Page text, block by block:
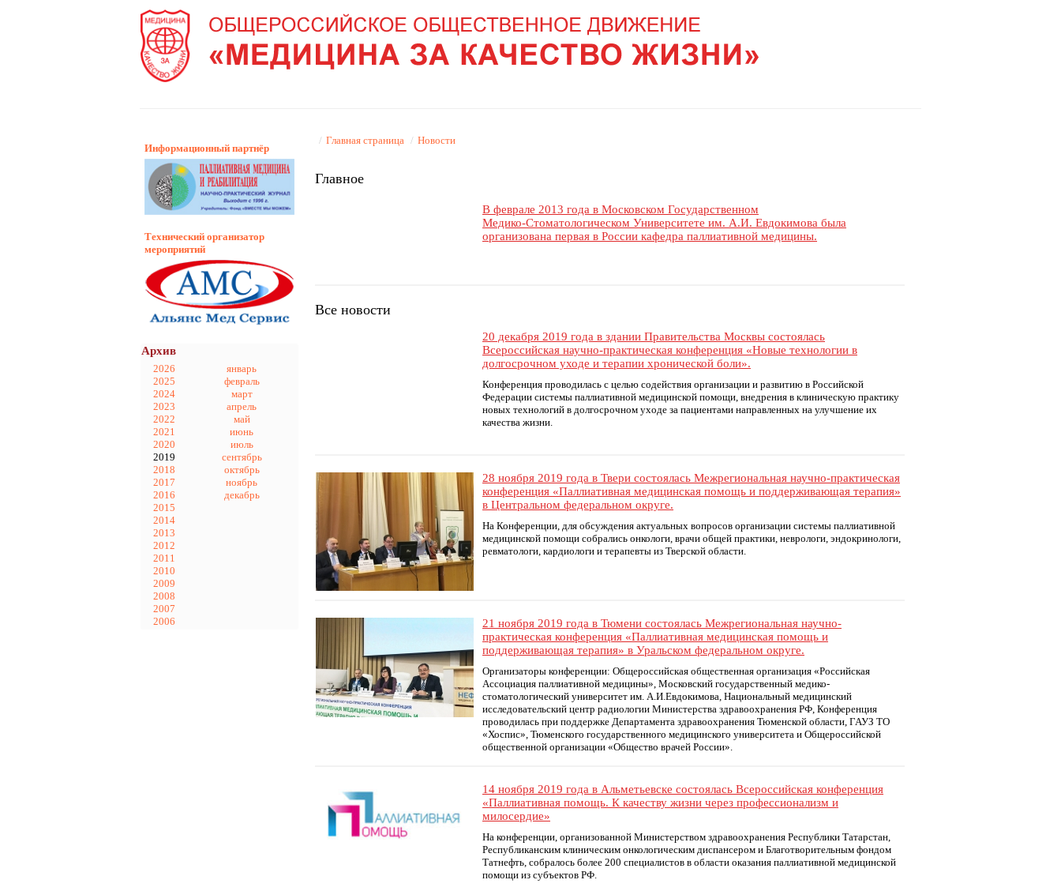
Информационный партнёр
Технический организатор
мероприятий
Архив
2026
2025
2024
2023
2022
2021
2020
2019
2018
2017
2016
2015
2014
2013
2012
2011
2010
2009
2008
2007
2006
январь
февраль
март
апрель
май
июнь
июль
сентябрь
октябрь
ноябрь
декабрь
/ Главная страница / Новости
Главное
В феврале 2013 года в Московском Государственном
Медико-Стоматологическом Университете им. А.И. Евдокимова была
организована первая в России кафедра паллиативной медицины.
Все новости
20 декабря 2019 года в здании Правительства Москвы состоялась
Всероссийская научно-практическая конференция «Новые технологии в
долгосрочном уходе и терапии хронической боли».
Конференция проводилась с целью содействия организации и развитию в Российской
Федерации системы паллиативной медицинской помощи, внедрения в клиническую практику
новых технологий в долгосрочном уходе за пациентами направленных на улучшение их
качества жизни.
28 ноября 2019 года в Твери состоялась Межрегиональная научно-практическая
конференция «Паллиативная медицинская помощь и поддерживающая терапия»
в Центральном федеральном округе.
На Конференции, для обсуждения актуальных вопросов организации системы паллиативной
медицинской помощи собрались онкологи, врачи общей практики, неврологи, эндокринологи,
ревматологи, кардиологи и терапевты из Тверской области.
21 ноября 2019 года в Тюмени состоялась Межрегиональная научно-
практическая конференция «Паллиативная медицинская помощь и
поддерживающая терапия» в Уральском федеральном округе.
Организаторы конференции: Общероссийская общественная организация «Российская
Ассоциация паллиативной медицины», Московский государственный медико-
стоматологический университет им. А.И.Евдокимова, Национальный медицинский
исследовательский центр радиологии Министерства здравоохранения РФ, Конференция
проводилась при поддержке Департамента здравоохранения Тюменской области, ГАУЗ ТО
«Хоспис», Тюменского государственного медицинского университета и Общероссийской
общественной организации «Общество врачей России».
14 ноября 2019 года в Альметьевске состоялась Всероссийская конференция
«Паллиативная помощь. К качеству жизни через профессионализм и
милосердие»
На конференции, организованной Министерством здравоохранения Республики Татарстан,
Республиканским клиническим онкологическим диспансером и Благотворительным фондом
Татнефть, собралось более 200 специалистов в области оказания паллиативной медицинской
помощи из субъектов РФ.